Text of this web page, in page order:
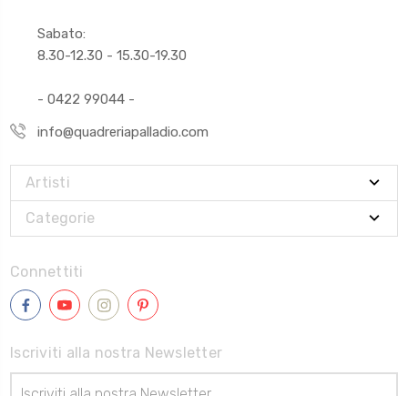
Sabato:
8.30-12.30 - 15.30-19.30
- 0422 99044 -
info@quadreriapalladio.com
Artisti
Categorie
Connettiti
Iscriviti alla nostra Newsletter